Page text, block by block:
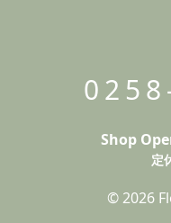
Shop
定
© 2026